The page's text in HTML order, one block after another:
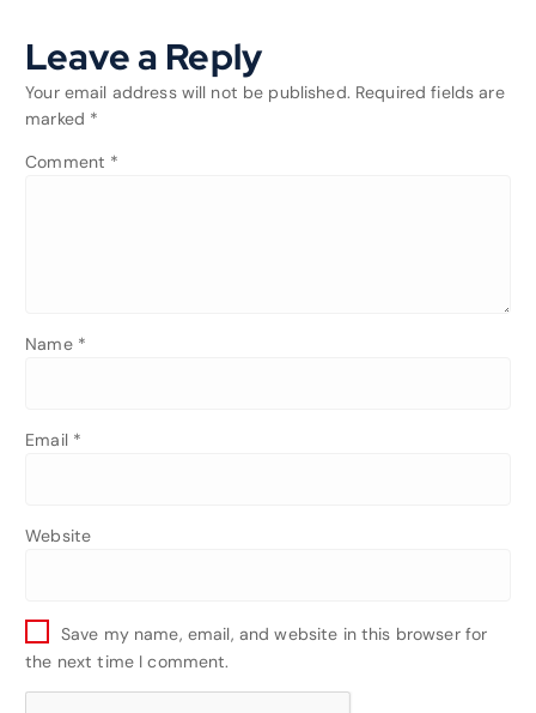
Leave a Reply
Your email address will not be published. Required fields are
marked *
Comment *
Name *
Email *
Website
Save my name, email, and website in this browser for
the next time I comment.